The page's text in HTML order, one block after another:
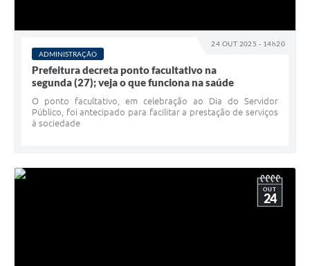
24 OUT 2025 - 14h20
ADMINISTRAÇÃO
Prefeitura decreta ponto facultativo na
segunda (27); veja o que funciona na saúde
O ponto facultativo, em celebração ao Dia do Servidor
Público, foi antecipado para facilitar a prestação de serviços
à sociedade
OUT
24